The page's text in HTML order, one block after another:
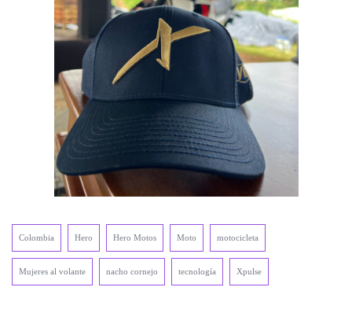
Colombia Hero Hero Motos Moto motocicleta
Mujeres al volante nacho cornejo tecnología Xpulse